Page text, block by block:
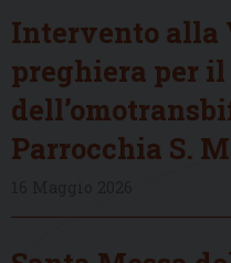
Intervento alla
preghiera per
Parrocchia S.